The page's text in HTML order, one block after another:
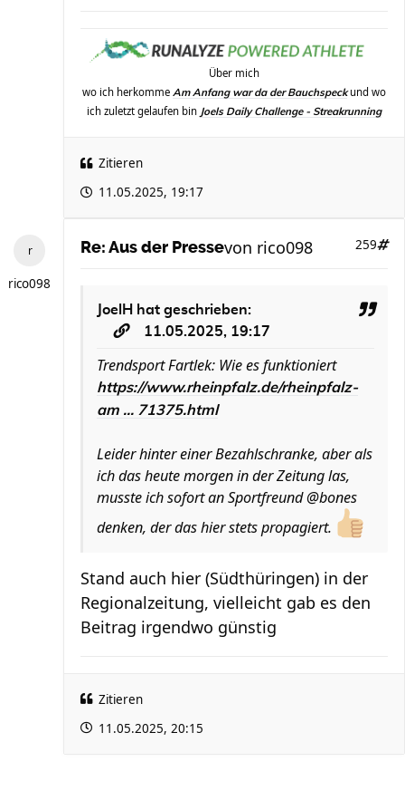
Über mich
wo ich herkomme Am Anfang war da der Bauchspeckund wo
ich zuletzt gelaufen bin Joels Daily Challenge - Streakrunning
Zitieren
11.05.2025, 19:17
rico098
Re: Aus der Presse 259
von rico098
JoelH hat geschrieben:
11.05.2025, 19:17
Trendsport Fartlek: Wie es funktioniert
https://www.rheinpfalz.de/rheinpfalz-
am ... 71375.html
Leider hinter einer Bezahlschranke, aber als
ich das heute morgen in der Zeitung las,
musste ich sofort an Sportfreund @bones
denken, der das hier stets propagiert.
Stand auch hier (Südthüringen) in der
Regionalzeitung, vielleicht gab es den
Beitrag irgendwo günstig
Zitieren
11.05.2025, 20:15